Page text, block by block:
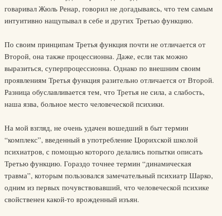
говаривал Жюль Ренар, говорил не догадываясь, что тем самым
интуитивно нащупывал в себе и других Третью функцию.
По своим принципам Третья функция почти не отличается от
Второй, она также процессионна. Даже, если так можно
выразиться, суперпроцессионна. Однако по внешним своим
проявлениям Третья функция разительно отличается от Второй.
Разница обуславливается тем, что Третья не сила, а слабость,
наша язва, больное место человеческой психики.
На мой взгляд, не очень удачен вошедший в быт термин
“комплекс”, введенный в употребление Цюрихской школой
психиатров, с помощью которого делались попытки описать
Третью функцию. Гораздо точнее термин “динамическая
травма”, которым пользовался замечательный психиатр Шарко,
одним из первых почувствовавший, что человеческой психике
свойственен какой-то врожденный изъян.